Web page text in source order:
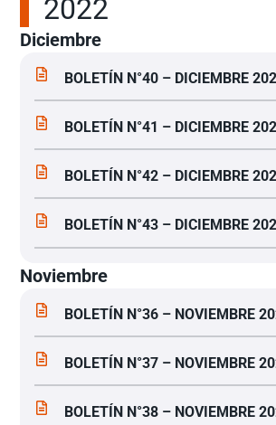
2022
Diciembre
BOLETÍN N°40 – DICIEMBRE
BOLETÍN N°41 – DICIEMBRE
BOLETÍN N°42 – DICIEMBRE
BOLETÍN N°43 – DICIEMBRE
Noviembre
BOLETÍN N°36 – NOVIEMBRE
BOLETÍN N°37 – NOVIEMBRE
BOLETÍN N°38 – NOVIEMBRE